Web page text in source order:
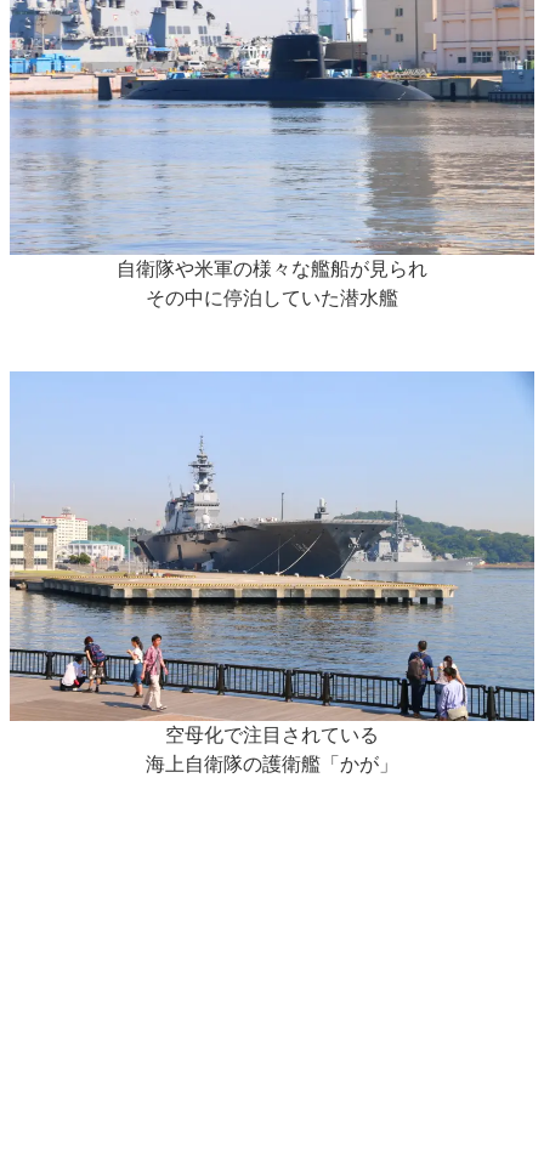
自衛隊や米軍の様々な艦船が見られ
その中に停泊していた潜水艦
空母化で注目されている
海上自衛隊の護衛艦「かが」